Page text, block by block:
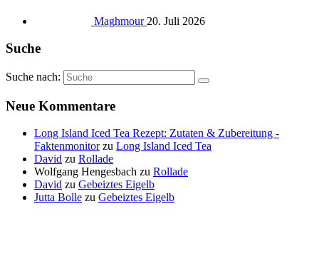
Maghmour 20. Juli 2026
Suche
Suche nach:
Neue Kommentare
Long Island Iced Tea Rezept: Zutaten & Zubereitung -
Faktenmonitorzu Long Island Iced Tea
David zu Rollade
Wolfgang Hengesbach zu Rollade
David zu Gebeiztes Eigelb
Jutta Bolle zu Gebeiztes Eigelb